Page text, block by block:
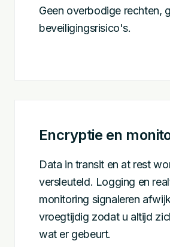
Geen overbodige rechten,
beveiligingsrisico's.
Encryptie en
Data in transit en at rest
versleuteld. Logging en
monitoring signaleren
vroegtijdig zodat u altijd
wat er gebeurt.